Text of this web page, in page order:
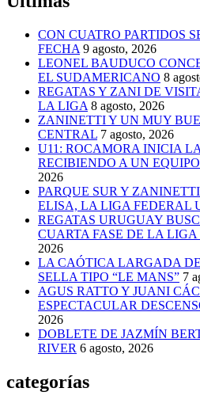
CON CUATRO PARTIDOS
FECHA 9 agosto, 2026
LEONEL BAUDUCO
EL SUDAMERICANO 8
REGATAS Y ZANI DE
LA LIGA 8 agosto, 2026
ZANINETTI Y UN MUY
CENTRAL 7 agosto, 2026
U11: ROCAMORA INICIA
RECIBIENDO A UN
2026
PARQUE SUR Y
ELISA, LA LIGA FEDERAL
REGATAS URUGUAY
CUARTA FASE DE LA
2026
LA CAÓTICA LARGADA
SELLA TIPO “LE MANS” 7
AGUS RATTO Y JUANI
ESPECTACULAR
2026
DOBLETE DE JAZMÍN
RIVER 6 agosto, 2026
categorías